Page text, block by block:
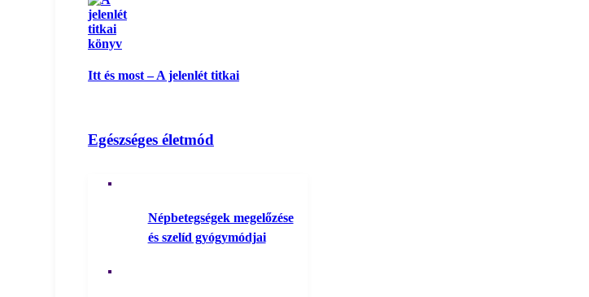
Itt és most – A jelenlét titkai
Egészséges életmód
Népbetegségek megelőzése
és szelíd gyógymódjai